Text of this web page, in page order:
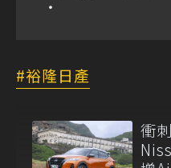
裕隆日產
衝